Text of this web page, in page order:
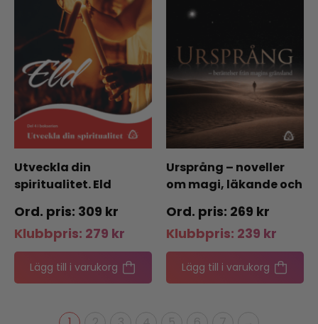
Utveckla din
spiritualitet. Eld
309 kr
Klubbpris: 279 kr
Lägg till i varukorg
Ursprång – noveller
om magi, läkande och
269 kr
Klubbpris: 239 kr
Lägg till i varukorg